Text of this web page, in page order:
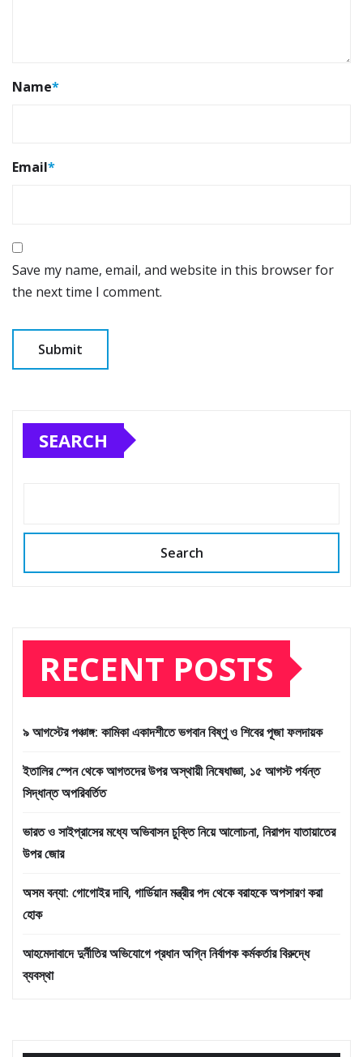
Name*
Email*
Save my name, email, and website in this browser for
the next time I comment.
SEARCH
Search
RECENT POSTS
৯ আগস্টের পঞ্চাঙ্গ: কামিকা একাদশীতে ভগবান বিষ্ণু ও শিবের পূজা ফলদায়ক
ইতালির স্পেন থেকে আগতদের উপর অস্থায়ী নিষেধাজ্ঞা, ১৫ আগস্ট পর্যন্ত
সিদ্ধান্ত অপরিবর্তিত
ভারত ও সাইপ্রাসের মধ্যে অভিবাসন চুক্তি নিয়ে আলোচনা, নিরাপদ যাতায়াতের
উপর জোর
অসম বন্যা: গোগোইর দাবি, গার্ডিয়ান মন্ত্রীর পদ থেকে বরাহকে অপসারণ করা
হোক
আহমেদাবাদে দুর্নীতির অভিযোগে প্রধান অগ্নি নির্বাপক কর্মকর্তার বিরুদ্ধে
ব্যবস্থা